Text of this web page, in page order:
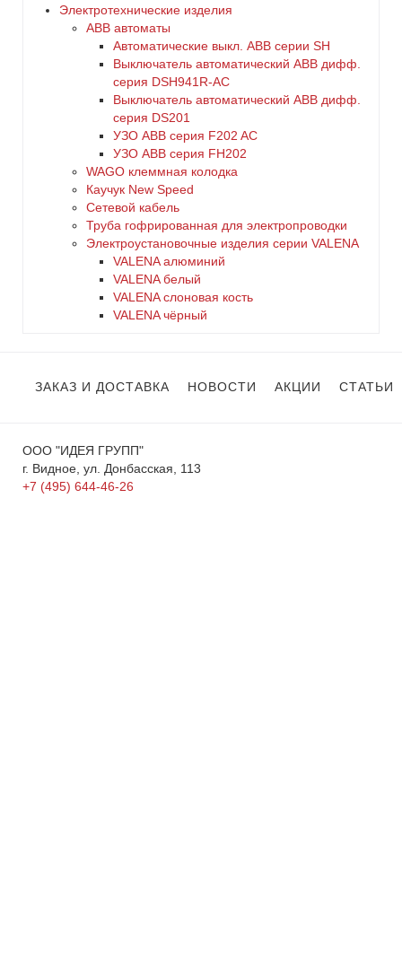
Электротехнические изделия
ABB автоматы
Автоматические выкл. ABB серии SH
Выключатель автоматический ABB дифф.
серия DSH941R-AC
Выключатель автоматический АВВ дифф.
серия DS201
УЗО ABB серия F202 AC
УЗО АВВ серия FH202
WAGO клеммная колодка
Каучук New Speed
Сетевой кабель
Труба гофрированная для электропроводки
Электроустановочные изделия серии VALENA
VALENA алюминий
VALENA белый
VALENA слоновая кость
VALENA чёрный
ЗАКАЗ И ДОСТАВКА НОВОСТИ АКЦИИ СТАТЬИ
ООО "ИДЕЯ ГРУПП"
г. Видное, ул. Донбасская, 113
+7 (495) 644-46-26